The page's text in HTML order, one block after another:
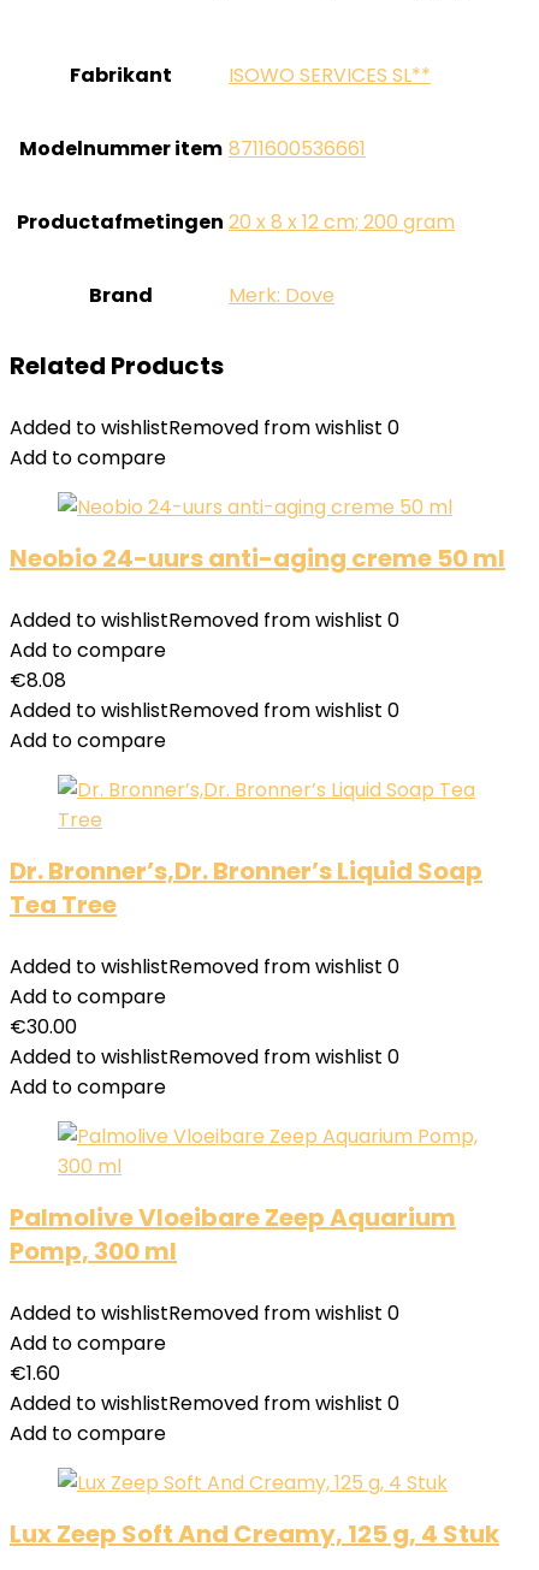
Fabrikant ‎ISOWO SERVICES SL**
Modelnummer item ‎8711600536661
Productafmetingen ‎20 x 8 x 12 cm; 200 gram
Brand Merk: Dove
Related Products
Added to wishlistRemoved from wishlist 0
Add to compare
Neobio 24-uurs anti-aging creme 50 ml
Added to wishlistRemoved from wishlist 0
Add to compare
€8.08
Added to wishlistRemoved from wishlist 0
Add to compare
Dr. Bronner’s,Dr. Bronner’s Liquid Soap
Tea Tree
Added to wishlistRemoved from wishlist 0
Add to compare
€30.00
Added to wishlistRemoved from wishlist 0
Add to compare
Palmolive Vloeibare Zeep Aquarium
Pomp, 300 ml
Added to wishlistRemoved from wishlist 0
Add to compare
€1.60
Added to wishlistRemoved from wishlist 0
Add to compare
Lux Zeep Soft And Creamy, 125 g, 4 Stuk